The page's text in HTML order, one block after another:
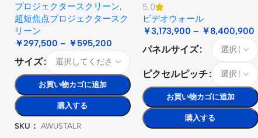
プロジェクタースクリーン,
超短焦点プロジェクタースク
リーン
￥297,500 – ￥595,200
サイズ
お買い物カゴに追加
購入する
SKU： AWUSTALR
5.0
ビデオウォール
￥3,173,900 – ￥8,400,900
パネルサイズ
ピクセルピッチ
お買い物カゴに追加
購入する